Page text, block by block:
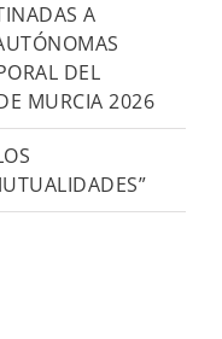
A
DEL
MURCIA 2026